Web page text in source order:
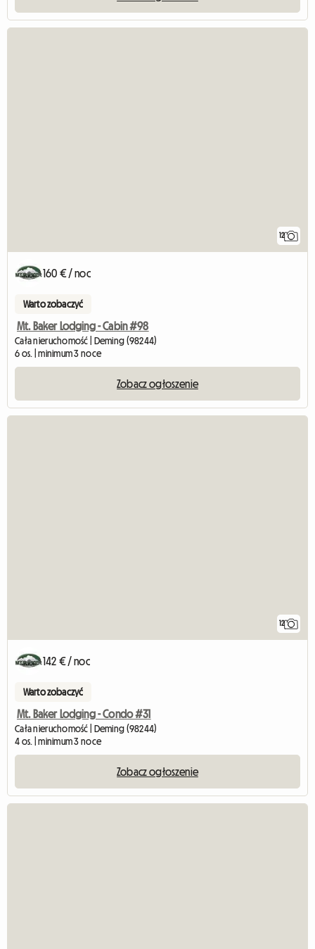
12
160 € / noc
Warto zobaczyć
Mt. Baker Lodging - Cabin #98
Cała nieruchomość | Deming (98244)
6 os. | minimum 3 noce
Zobacz ogłoszenie
12
142 € / noc
Warto zobaczyć
Mt. Baker Lodging - Condo #31
Cała nieruchomość | Deming (98244)
4 os. | minimum 3 noce
Zobacz ogłoszenie